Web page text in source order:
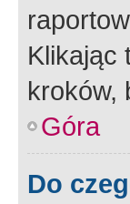
Klikając
kroków,
Góra
Do